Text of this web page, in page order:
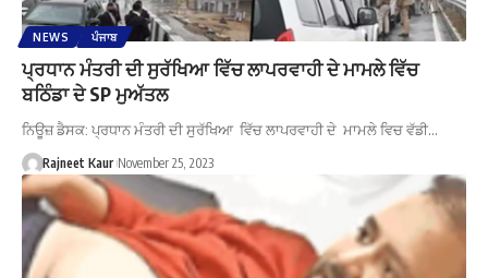
NEWS ਪੰਜਾਬ
ਪ੍ਰਧਾਨ ਮੰਤਰੀ ਦੀ ਸੁਰੱਖਿਆ ਵਿੱਚ ਲਾਪਰਵਾਹੀ ਦੇ ਮਾਮਲੇ ਵਿੱਚ
ਬਠਿੰਡਾ ਦੇ SP ਮੁਅੱਤਲ
ਨਿਊਜ਼ ਡੈਸਕ: ਪ੍ਰਧਾਨ ਮੰਤਰੀ ਦੀ ਸੁਰੱਖਿਆ ਵਿੱਚ ਲਾਪਰਵਾਹੀ ਦੇ ਮਾਮਲੇ ਵਿਚ ਵੱਡੀ…
Rajneet Kaur November 25, 2023